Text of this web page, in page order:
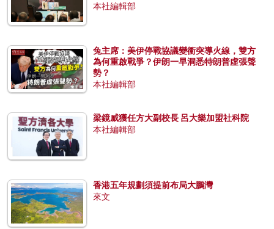
本社編輯部
兔主席：美伊停戰協議變衝突導火線，雙方
為何重啟戰爭？伊朗一早洞悉特朗普虛張聲
勢？
本社編輯部
梁鏡威獲任方大副校長 呂大樂加盟社科院
本社編輯部
香港五年規劃須提前布局大鵬灣
來文